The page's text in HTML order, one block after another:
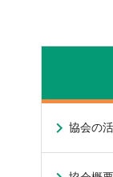
協会の